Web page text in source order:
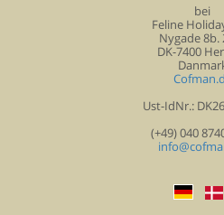
bei
Feline
Nygade 8b.
DK-7400
Ust-IdNr.:
(+49) 040